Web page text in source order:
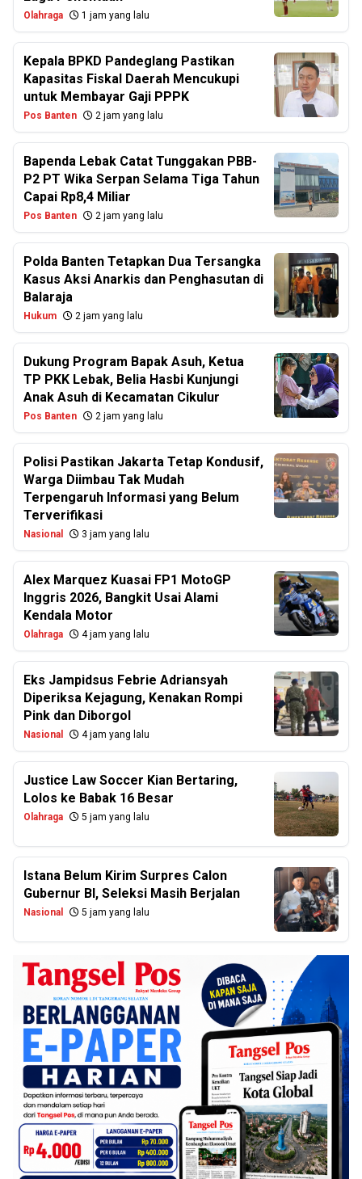
Olahraga 1 jam yang lalu
Kepala BPKD Pandeglang Pastikan
Kapasitas Fiskal Daerah Mencukupi
untuk Membayar Gaji PPPK
Pos Banten 2 jam yang lalu
Bapenda Lebak Catat Tunggakan PBB-
P2 PT Wika Serpan Selama Tiga Tahun
Capai Rp8,4 Miliar
Pos Banten 2 jam yang lalu
Polda Banten Tetapkan Dua Tersangka
Kasus Aksi Anarkis dan Penghasutan di
Balaraja
Hukum 2 jam yang lalu
Dukung Program Bapak Asuh, Ketua
TP PKK Lebak, Belia Hasbi Kunjungi
Anak Asuh di Kecamatan Cikulur
Pos Banten 2 jam yang lalu
Polisi Pastikan Jakarta Tetap Kondusif,
Warga Diimbau Tak Mudah
Terpengaruh Informasi yang Belum
Terverifikasi
Nasional 3 jam yang lalu
Alex Marquez Kuasai FP1 MotoGP
Inggris 2026, Bangkit Usai Alami
Kendala Motor
Olahraga 4 jam yang lalu
Eks Jampidsus Febrie Adriansyah
Diperiksa Kejagung, Kenakan Rompi
Pink dan Diborgol
Nasional 4 jam yang lalu
Justice Law Soccer Kian Bertaring,
Lolos ke Babak 16 Besar
Olahraga 5 jam yang lalu
Istana Belum Kirim Surpres Calon
Gubernur BI, Seleksi Masih Berjalan
Nasional 5 jam yang lalu